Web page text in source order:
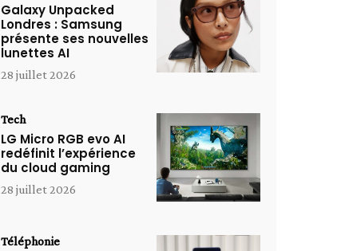
Galaxy Unpacked
Londres : Samsung
présente ses nouvelles
lunettes AI
28 juillet 2026
Tech
LG Micro RGB evo AI
redéfinit l’expérience
du cloud gaming
28 juillet 2026
Téléphonie